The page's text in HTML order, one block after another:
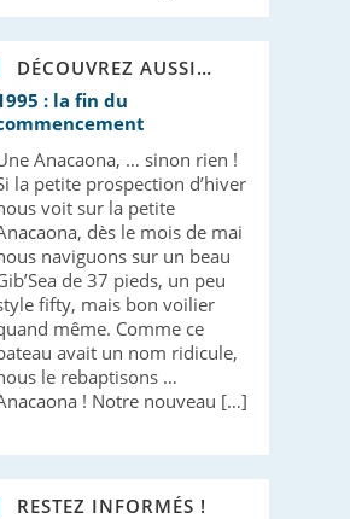
DÉCOUVREZ AUSSI…
: la fin du
Anacaona, … sinon rien !
la petite prospection d’hiver
voit sur la petite
dès le mois de mai
naviguons sur un beau
de 37 pieds, un peu
fifty, mais bon voilier
même. Comme ce
avait un nom ridicule,
le rebaptisons …
! Notre nouveau […]
RESTEZ INFORMÉS !